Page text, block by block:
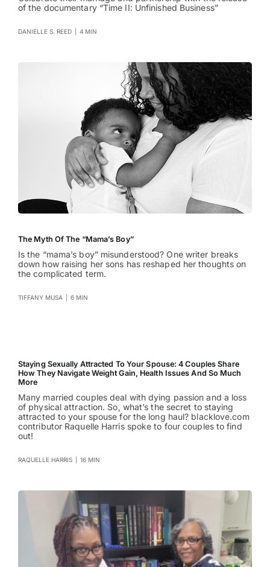
of the documentary “Time II: Unfinished Business”
DANIELLE S. REED 4 MIN
The Myth Of The “Mama’s Boy”
Is the “mama’s boy” misunderstood? One writer breaks
down how raising her sons has reshaped her thoughts on
the complicated term.
TIFFANY MUSA 6 MIN
Staying Sexually Attracted To Your Spouse: 4 Couples Share
How They Navigate Weight Gain, Health Issues And So Much
More
Many married couples deal with dying passion and a loss
of physical attraction. So, what’s the secret to staying
attracted to your spouse for the long haul? blacklove.com
contributor Raquelle Harris spoke to four couples to find
out!
RAQUELLE HARRIS 16 MIN